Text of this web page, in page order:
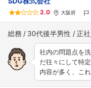
2.0 大阪府
総務 30代後半男性 正
社内の問題点を
だ往々にして特
内容が多く、こ